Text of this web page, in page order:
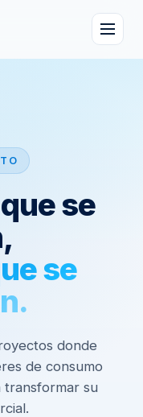
se
se
donde
de consumo
transformar su